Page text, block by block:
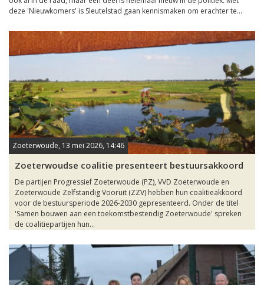
deze 'Nieuwkomers' is Sleutelstad gaan kennismaken om erachter te...
Zoeterwoude, 13 mei 2026, 14:46
Zoeterwoudse coalitie presenteert bestuursakkoord
De partijen Progressief Zoeterwoude (PZ), VVD Zoeterwoude en
Zoeterwoude Zelfstandig Vooruit (ZZV) hebben hun coalitieakkoord
voor de bestuursperiode 2026-2030 gepresenteerd. Onder de titel
'Samen bouwen aan een toekomstbestendig Zoeterwoude' spreken
de coalitiepartijen hun...